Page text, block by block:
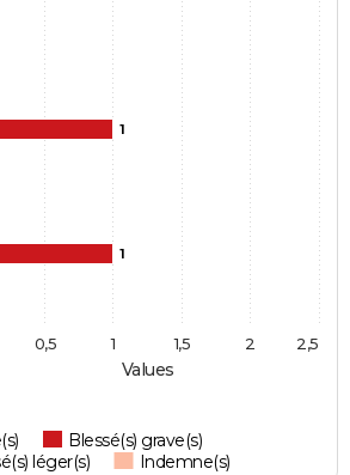
Values
1
1
Blessé(s) grave(s)
léger(s)
Indemne(s)
0,5 1 1,5 2 2,5